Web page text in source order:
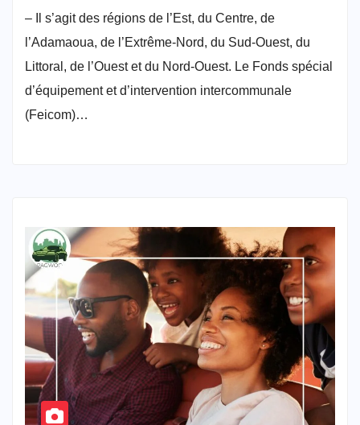
– Il s’agit des régions de l’Est, du Centre, de
l’Adamaoua, de l’Extrême-Nord, du Sud-Ouest, du
Littoral, de l’Ouest et du Nord-Ouest. Le Fonds spécial
d’équipement et d’intervention intercommunale
(Feicom)…